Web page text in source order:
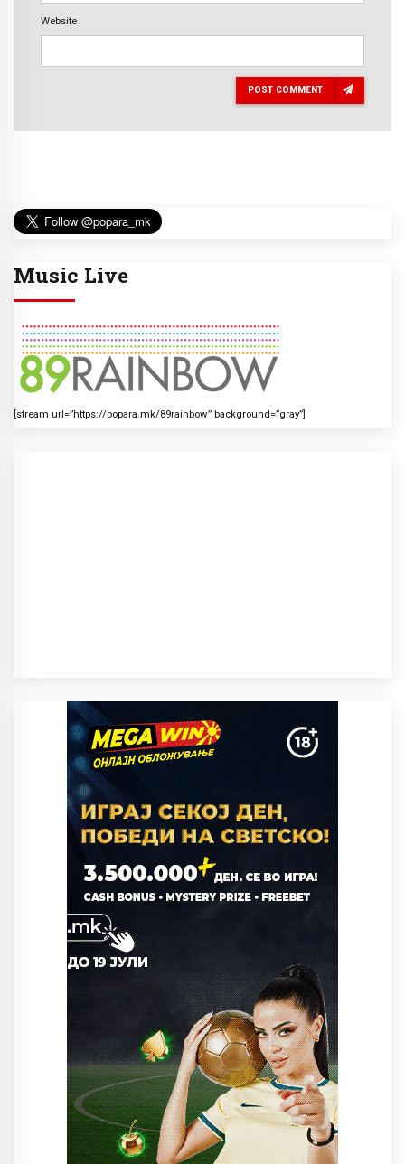
Website
POST COMMENT
Music Live
[stream url=”https://popara.mk/89rainbow” background=”gray”]